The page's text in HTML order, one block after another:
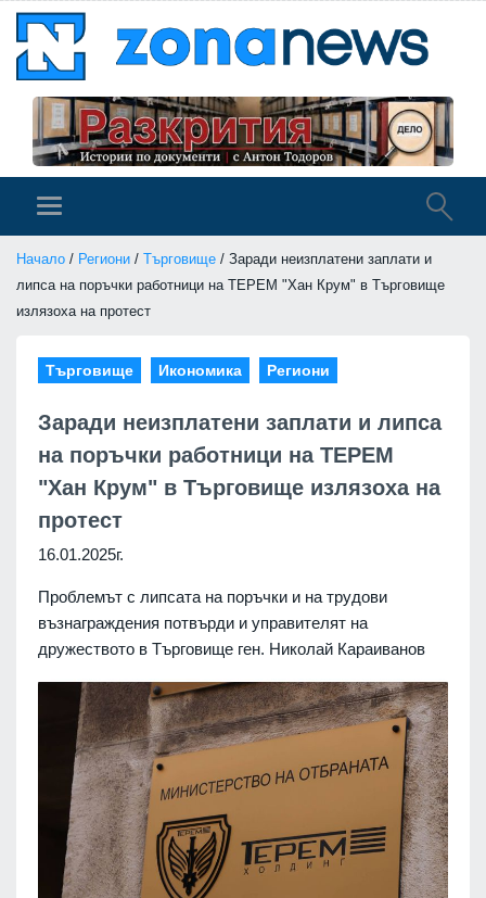
Начало / Региони / Търговище / Заради неизплатени заплати и
липса на поръчки работници на ТЕРЕМ "Хан Крум" в Търговище
излязоха на протест
Търговище Икономика Региони
Заради неизплатени заплати и липса
на поръчки работници на ТЕРЕМ
"Хан Крум" в Търговище излязоха на
протест
16.01.2025г.
Проблемът с липсата на поръчки и на трудови
възнаграждения потвърди и управителят на
дружеството в Търговище ген. Николай Караиванов